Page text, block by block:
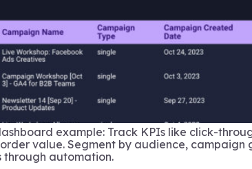
example: Track KPIs like click-
value. Segment by audience, campaign
through automation.